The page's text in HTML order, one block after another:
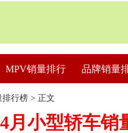
MPV销量排行 品牌销量
排行榜 > 正文
月小型轿车销